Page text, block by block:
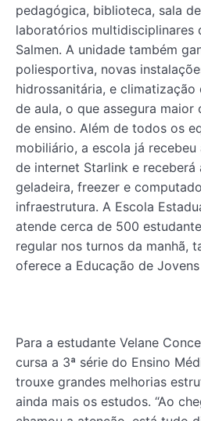
pedagógica, biblioteca, sala
laboratórios multidisciplinares
Salmen. A unidade também
poliesportiva, novas
hidrossanitária, e climatização
de aula, o que assegura
de ensino. Além de todos os
mobiliário, a escola já
de internet Starlink e receberá
geladeira, freezer e
infraestrutura. A Escola
atende cerca de 500
regular nos turnos da manhã,
oferece a Educação de
Para a estudante Velane
cursa a 3ª série do Ensino
trouxe grandes melhorias
ainda mais os estudos. “Ao